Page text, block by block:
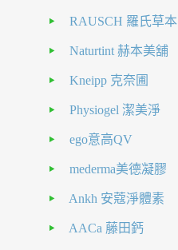
RAUSCH 羅氏草本
Naturtint 赫本美舖
Kneipp 克奈圃
Physiogel 潔美淨
ego意高QV
mederma美德凝膠
Ankh 安蔻淨體素
AACa 藤田鈣